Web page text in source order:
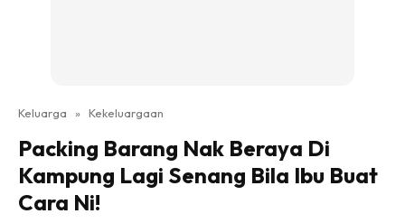
Keluarga » Kekeluargaan
Packing Barang Nak Beraya Di
Kampung Lagi Senang Bila Ibu Buat
Cara Ni!